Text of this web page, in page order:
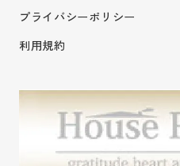
プライバシーポリシー
利用規約